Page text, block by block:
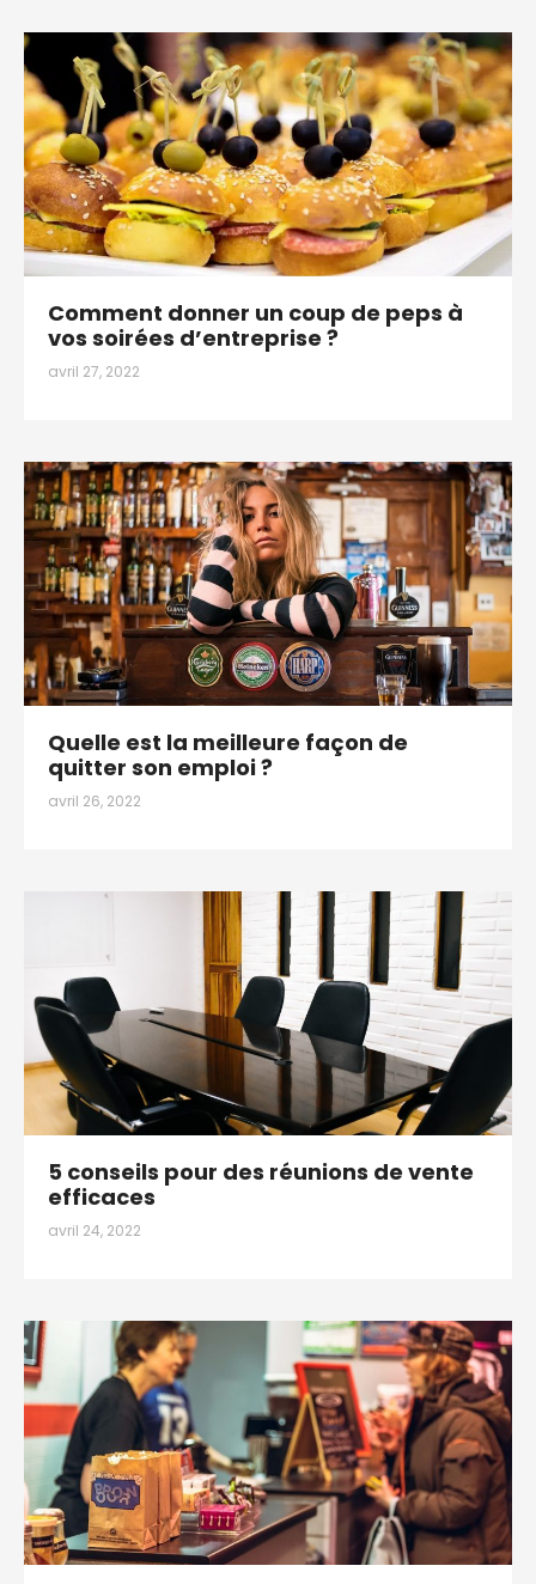
Comment donner un coup de peps à
vos soirées d’entreprise ?
avril 27, 2022
Quelle est la meilleure façon de
quitter son emploi ?
avril 26, 2022
5 conseils pour des réunions de vente
efficaces
avril 24, 2022